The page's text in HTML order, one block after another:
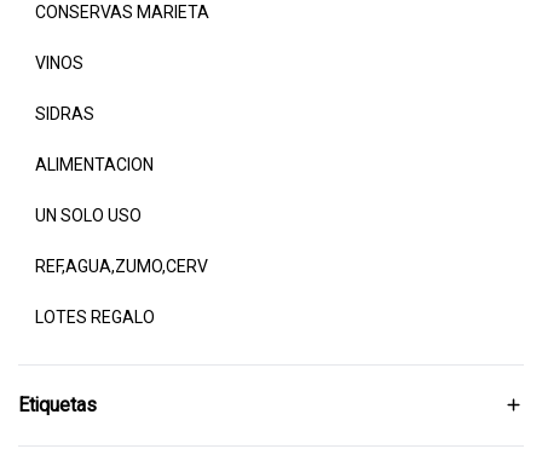
CONSERVAS MARIETA
VINOS
SIDRAS
ALIMENTACION
UN SOLO USO
REF,AGUA,ZUMO,CERV
LOTES REGALO
Etiquetas